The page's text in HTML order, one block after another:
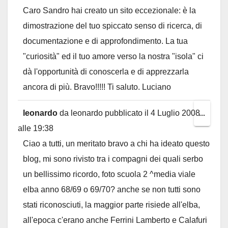
Caro Sandro hai creato un sito eccezionale: è la
dimostrazione del tuo spiccato senso di ricerca, di
documentazione e di approfondimento. La tua
"curiosità" ed il tuo amore verso la nostra "isola" ci
dà l'opportunità di conoscerla e di apprezzarla
ancora di più. Bravo!!!!! Ti saluto. Luciano
leonardo da leonardo pubblicato il 4 Luglio 2008
alle 19:38
Ciao a tutti, un meritato bravo a chi ha ideato questo
blog, mi sono rivisto tra i compagni dei quali serbo
un bellissimo ricordo, foto scuola 2 ^media viale
elba anno 68/69 o 69/70? anche se non tutti sono
stati riconosciuti, la maggior parte risiede all'elba,
all'epoca c'erano anche Ferrini Lamberto e Calafuri
...
this